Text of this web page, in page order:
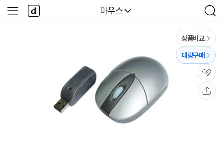
다나와
마우스
검
색
사
이
다
나
와
상품비교
대량구매
관
심